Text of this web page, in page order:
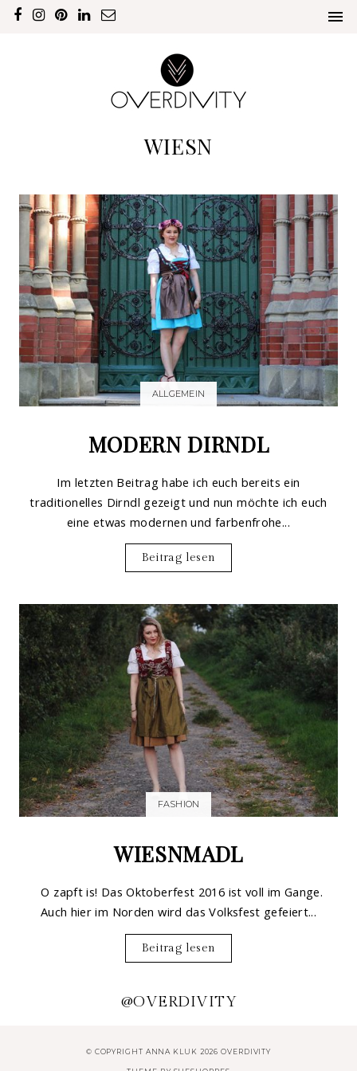
WIESN
ALLGEMEIN
MODERN DIRNDL
Im letzten Beitrag habe ich euch bereits ein
traditionelles Dirndl gezeigt und nun möchte ich euch
eine etwas modernen und farbenfrohe...
Beitrag lesen
FASHION
WIESNMADL
O zapft is! Das Oktoberfest 2016 ist voll im Gange.
Auch hier im Norden wird das Volksfest gefeiert...
Beitrag lesen
@OVERDIVITY
© COPYRIGHT ANNA KLUK 2026 OVERDIVITY